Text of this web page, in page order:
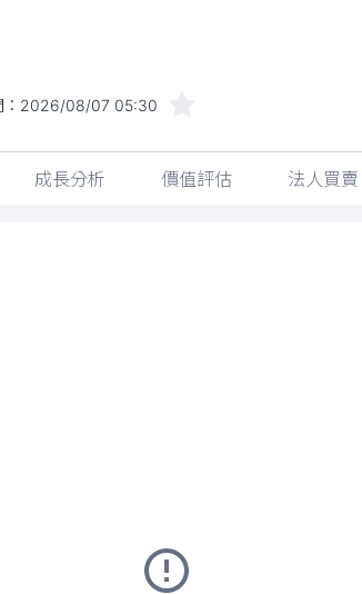
2026/08/07 05:30
成長分析 價值評估 法人買賣